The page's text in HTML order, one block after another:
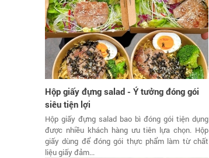
Hộp giấy đựng salad - Ý tưởng đóng gói
siêu tiện lợi
Hộp giấy đựng salad bao bì đóng gói tiện dụng
được nhiều khách hàng ưu tiên lựa chọn. Hộp
giấy dùng để đóng gói thực phẩm làm từ chất
liệu giấy đảm...